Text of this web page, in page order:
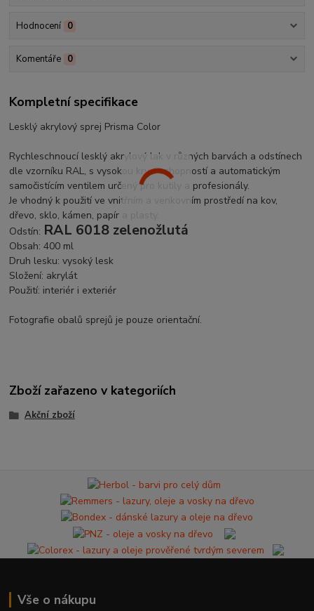
Hodnocení 0
Komentáře 0
Kompletní specifikace
Lesklý akrylový sprej Prisma Color
Rychleschnoucí lesklý akrylový lak v různých barvách a odstínech
dle vzorníku RAL, s vysokou krycí schopností a automatickým
samočistícím ventilem určený pro kutily a profesionály.
Je vhodný k použití ve vnitřním a venkovním prostředí na kov,
dřevo, sklo, kámen, papír a plasty.
Odstín: RAL 6018 zelenožlutá
Obsah: 400 ml
Druh lesku: vysoký lesk
Složení: akrylát
Použití: interiér i exteriér
Fotografie obalů sprejů je pouze orientační.
Zboží zařazeno v kategoriích
Akční zboží
Vše o nákupu